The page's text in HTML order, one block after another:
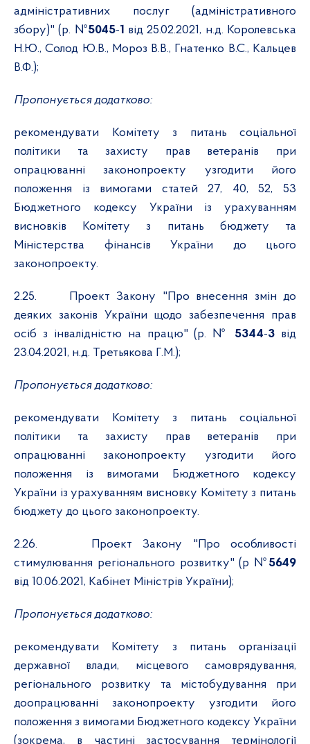
адміністративних послуг (адміністративного
збору)" (р. №5045-1 від 25.02.2021, н.д. Королевська
Н.Ю., Солод Ю.В., Мороз В.В., Гнатенко В.С., Кальцев
В.Ф.);
Пропонується додатково:
рекомендувати Комітету з питань соціальної
політики та захисту прав ветеранів при
опрацюванні законопроекту узгодити його
положення із вимогами статей 27, 40, 52, 53
Бюджетного кодексу України із урахуванням
висновків Комітету з питань бюджету та
Міністерства фінансів України до цього
законопроекту.
2.25.
Проект Закону "Про внесення змін до
деяких законів України щодо забезпечення прав
осіб з інвалідністю на працю" (р. № 5344-3 від
23.04.2021, н.д. Третьякова Г.М.);
Пропонується додатково:
рекомендувати Комітету з питань соціальної
політики та захисту прав ветеранів при
опрацюванні законопроекту узгодити його
положення із вимогами Бюджетного кодексу
України із урахуванням висновку Комітету з питань
бюджету до цього законопроекту.
2.26.
Проект Закону "Про особливості
стимулювання регіонального розвитку" (р № 5649
від 10.06.2021, Кабінет Міністрів України);
Пропонується додатково:
рекомендувати Комітету з питань організації
державної влади, місцевого самоврядування,
регіонального розвитку та містобудування при
доопрацюванні законопроекту узгодити його
положення з вимогами Бюджетного кодексу України
(зокрема, в частині застосування термінології